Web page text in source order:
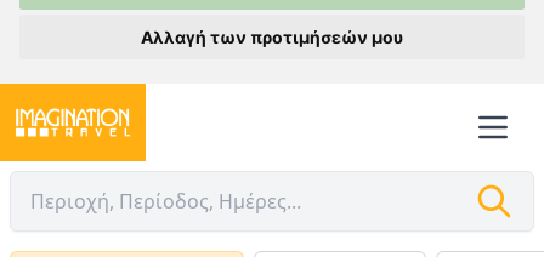
Αλλαγή των προτιμήσεών μου